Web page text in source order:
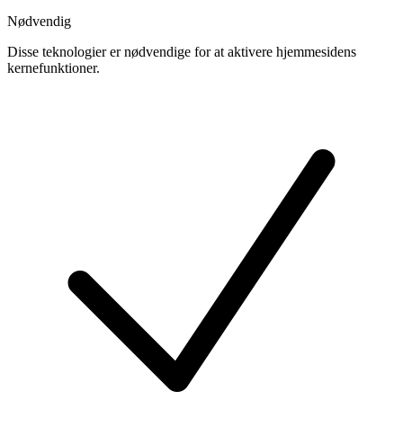
Nødvendig
Disse teknologier er nødvendige for at aktivere hjemmesidens
kernefunktioner.